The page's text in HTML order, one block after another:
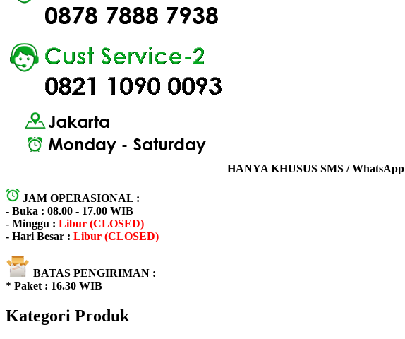
HANYA KHUSUS SMS / WhatsApp
JAM OPERASIONAL :
- Buka : 08.00 - 17.00 WIB
- Minggu : Libur (CLOSED)
- Hari Besar : Libur (CLOSED)
BATAS PENGIRIMAN :
* Paket : 16.30 WIB
Kategori Produk